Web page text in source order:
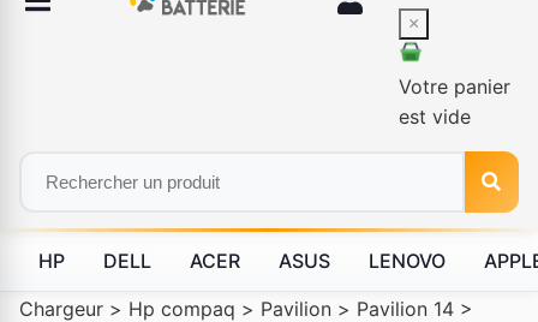
×
Votre panier
est vide
HP DELL ACER ASUS LENOVO
Chargeur > Hp compaq > Pavilion > Pavilion 14 >